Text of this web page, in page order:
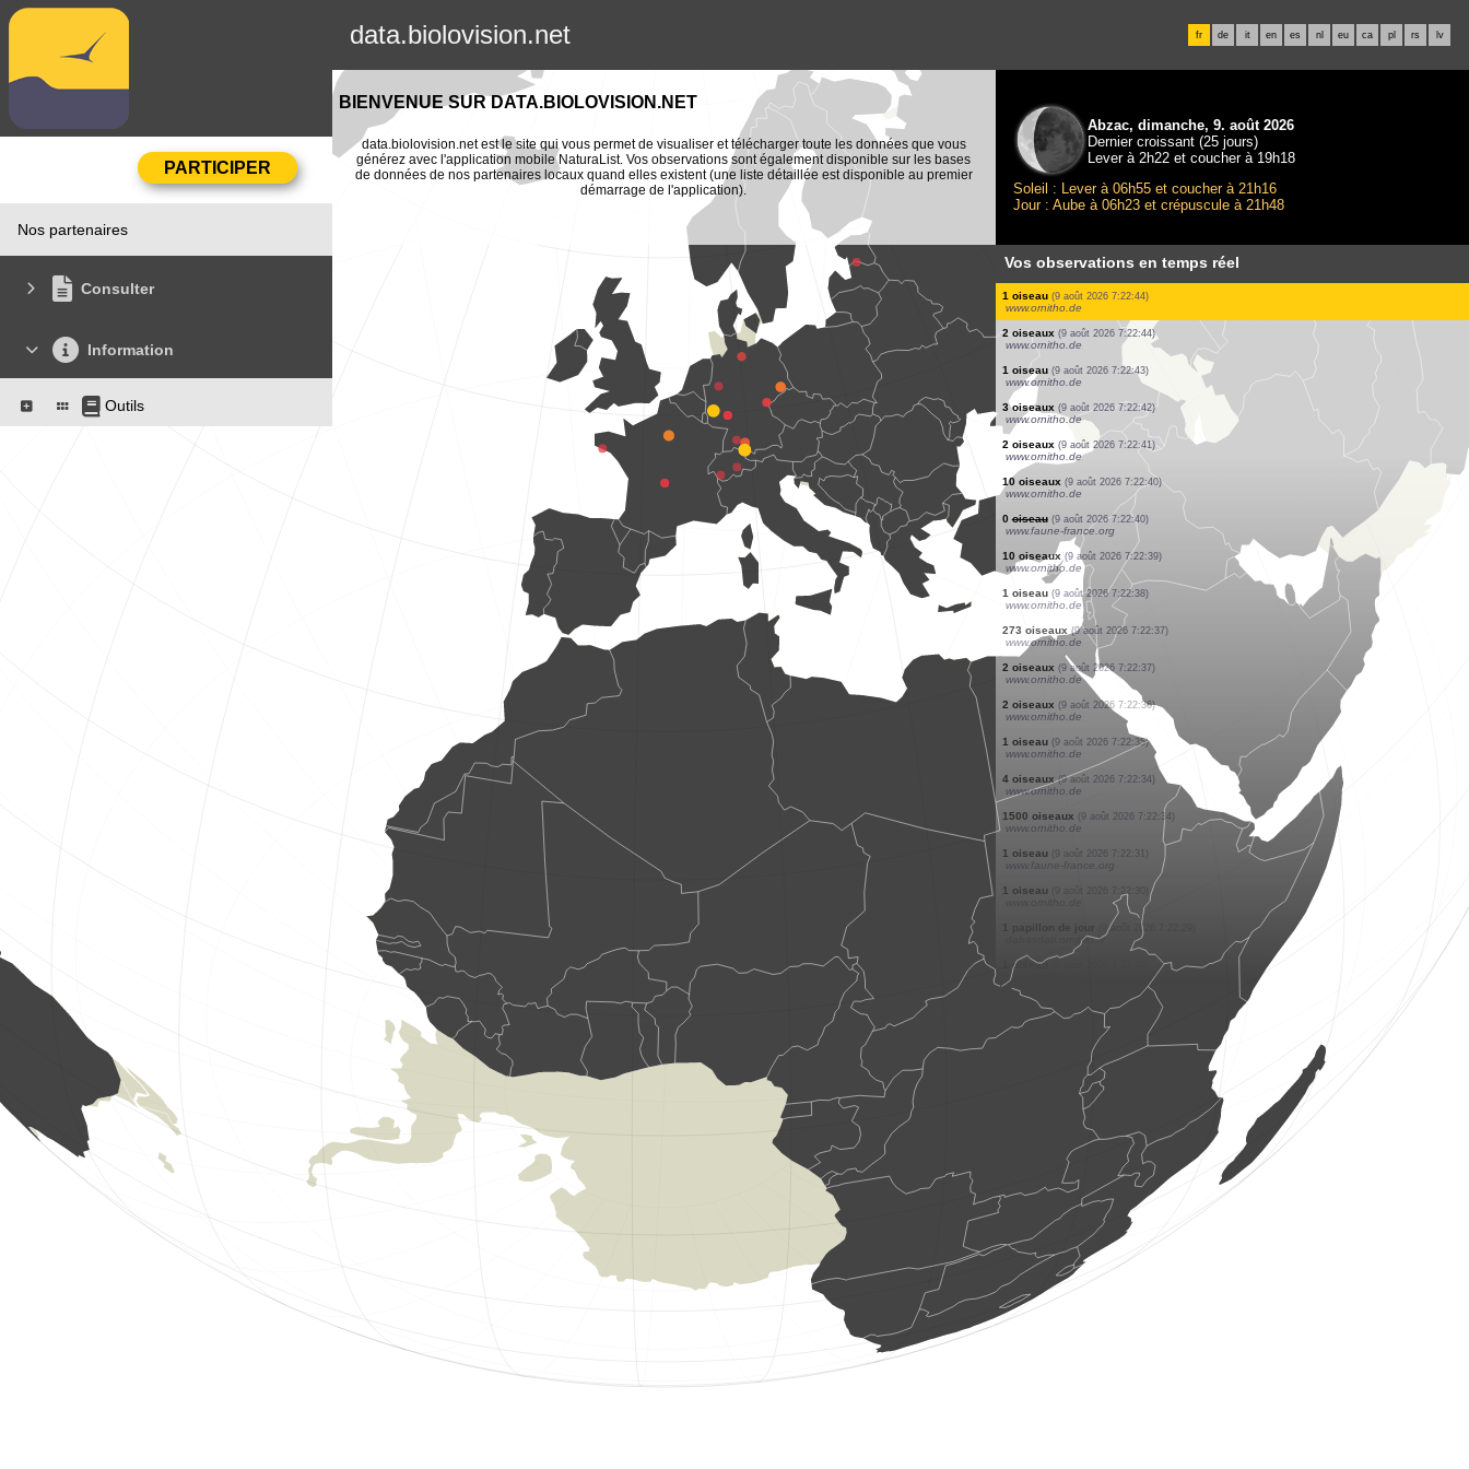
data.biolovision.net fr de it en es nl eu ca pl rs lv
Nos partenaires
Consulter
Information
Outils
BIENVENUE SUR DATA.BIOLOVISION.NET
data.biolovision.net est le site qui vous permet de visualiser et télécharger toute les données que vous
générez avec l'application mobile NaturaList. Vos observations sont également disponible sur les bases
de données de nos partenaires locaux quand elles existent (une liste détaillée est disponible au premier
démarrage de l'application).
Abzac, dimanche, 9. août 2026
Dernier croissant (25 jours)
Lever à 2h22 et coucher à 19h18
Soleil : Lever à 06h55 et coucher à 21h16
Jour : Aube à 06h23 et crépuscule à 21h48
Vos observations en temps réel
2 oiseaux (9 août 2026 7:22:52)
www.ornitho.de
1 oiseau (9 août 2026 7:22:51)
www.ornitho.de
1 oiseau (9 août 2026 7:22:49)
www.ornitho.de
1 oiseau (9 août 2026 7:22:48)
www.ornitho.de
11 oiseaux (9 août 2026 7:22:48)
www.ornitho.de
1 oiseau (9 août 2026 7:22:47)
www.ornitho.de
1 oiseau (9 août 2026 7:22:46)
www.ornitho.de
1 oiseau (9 août 2026 7:22:44)
www.ornitho.de
2 oiseaux (9 août 2026 7:22:44)
www.ornitho.de
1 oiseau (9 août 2026 7:22:43)
www.ornitho.de
3 oiseaux (9 août 2026 7:22:42)
www.ornitho.de
2 oiseaux (9 août 2026 7:22:41)
www.ornitho.de
10 oiseaux (9 août 2026 7:22:40)
www.ornitho.de
0 oiseau (9 août 2026 7:22:40)
www.faune-france.org
10 oiseaux (9 août 2026 7:22:39)
www.ornitho.de
1 oiseau (9 août 2026 7:22:38)
www.ornitho.de
273 oiseaux (9 août 2026 7:22:37)
(9 août 2026 7:22:37)
www.ornitho.de
2 oiseaux
www.ornitho.de
1 oiseau (9 août 2026 7:22:35)
www.ornitho.de
(9 août 2026 7:22:34)
(9 août 2026 7:22:34)
www.ornitho.de
(9 août 2026 7:22:31)
www.faune-france.org
(9 août 2026 7:22:30)
www.ornitho.de
1 papillon de jour (9 août 2026 7:22:29)
dabasdati.ornitho.lv
1 oiseau (9 août 2026 7:22:29)
www.ornitho.de
oiseau (9 août 2026 7:22:14)
www.faune-france.org
3 oiseaux (9 août 2026 7:21:56)
www.ornitho.ch